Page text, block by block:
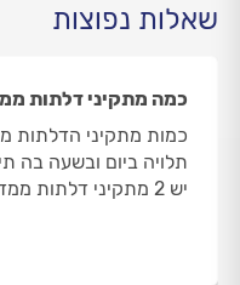
שאלות נפוצות
כמה מתקיני דלתות
כמות מתקיני הדלתות
תלויה ביום ובשעה בה
יש 2 מתקיני דלתות ממד באזור.